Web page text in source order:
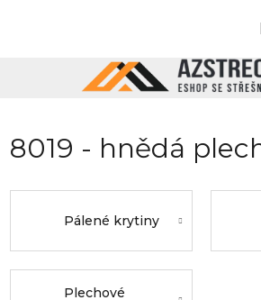
8019 - hnědá
Pálené krytiny
Plechové